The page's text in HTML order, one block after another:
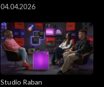
04.04.2026
Studio Raban